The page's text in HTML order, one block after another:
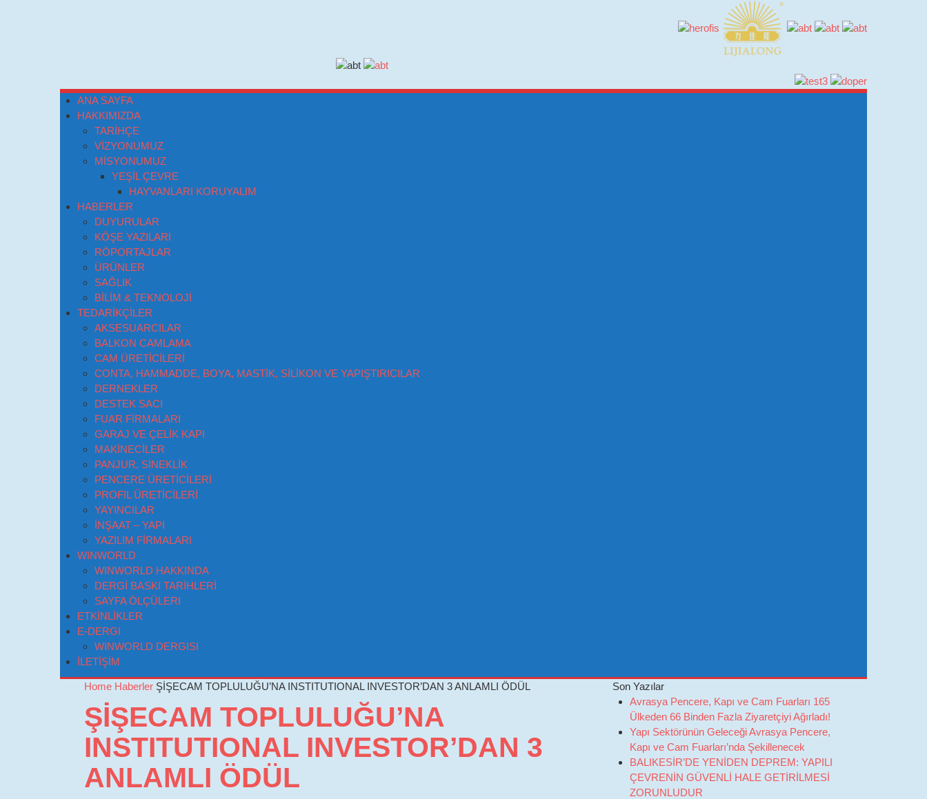
ANA SAYFA
HAKKIMIZDA
TARİHÇE
VİZYONUMUZ
MİSYONUMUZ
YEŞİL ÇEVRE
HAYVANLARI KORUYALIM
HABERLER
DUYURULAR
KÖŞE YAZILARI
RÖPORTAJLAR
ÜRÜNLER
SAĞLIK
BİLİM & TEKNOLOJİ
TEDARİKÇİLER
AKSESUARCILAR
BALKON CAMLAMA
CAM ÜRETİCİLERİ
CONTA, HAMMADDE, BOYA, MASTİK, SİLİKON VE YAPIŞTIRICILAR
DERNEKLER
DESTEK SACI
FUAR FİRMALARI
GARAJ VE ÇELİK KAPI
MAKİNECİLER
PANJUR, SİNEKLİK
PENCERE ÜRETİCİLERİ
PROFIL ÜRETİCİLERİ
YAYINCILAR
İNŞAAT – YAPI
YAZILIM FİRMALARI
WINWORLD
WINWORLD HAKKINDA
DERGİ BASKI TARİHLERİ
SAYFA ÖLÇÜLERI
ETKİNLİKLER
E-DERGI
WINWORLD DERGISI
İLETİŞİM
Home Haberler ŞİŞECAM TOPLULUĞU’NA INSTITUTIONAL INVESTOR’DAN 3 ANLAMLI ÖDÜL
ŞİŞECAM TOPLULUĞU’NA
INSTITUTIONAL INVESTOR’DAN 3
ANLAMLI ÖDÜL
Son Yazılar
Avrasya Pencere, Kapı ve Cam Fuarları 165
Ülkeden 66 Binden Fazla Ziyaretçiyi Ağırladı!
Yapı Sektörünün Geleceği Avrasya Pencere,
Kapı ve Cam Fuarları’nda Şekillenecek
BALIKESİR’DE YENİDEN DEPREM: YAPILI
ÇEVRENİN GÜVENLİ HALE GETİRİLMESİ
ZORUNLUDUR